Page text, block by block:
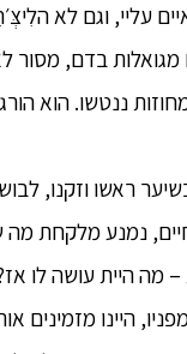
עליי, וגם לא
בדם, מסור
ננטשו. הוא
ראשו וזקנו,
נמנע מלקחת
מה היית עושה לו
היינו מזמינים